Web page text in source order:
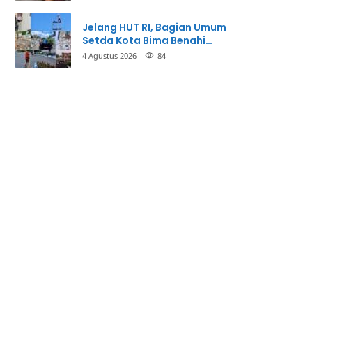
Jelang HUT RI, Bagian Umum
Setda Kota Bima Benahi
Kantor Pemkot
4 Agustus 2026 84